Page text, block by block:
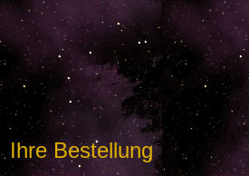
Ihre Bestellung